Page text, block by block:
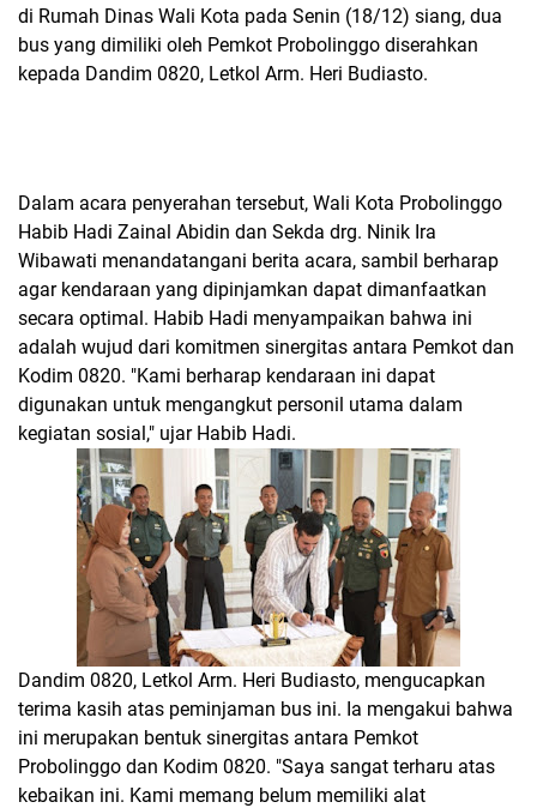
di Rumah Dinas Wali Kota pada Senin (18/12) siang, dua
bus yang dimiliki oleh Pemkot Probolinggo diserahkan
kepada Dandim 0820, Letkol Arm. Heri Budiasto.
Dalam acara penyerahan tersebut, Wali Kota Probolinggo
Habib Hadi Zainal Abidin dan Sekda drg. Ninik Ira
Wibawati menandatangani berita acara, sambil berharap
agar kendaraan yang dipinjamkan dapat dimanfaatkan
secara optimal. Habib Hadi menyampaikan bahwa ini
adalah wujud dari komitmen sinergitas antara Pemkot dan
Kodim 0820. "Kami berharap kendaraan ini dapat
digunakan untuk mengangkut personil utama dalam
kegiatan sosial," ujar Habib Hadi.
Dandim 0820, Letkol Arm. Heri Budiasto, mengucapkan
terima kasih atas peminjaman bus ini. Ia mengakui bahwa
ini merupakan bentuk sinergitas antara Pemkot
Probolinggo dan Kodim 0820. "Saya sangat terharu atas
kebaikan ini. Kami memang belum memiliki alat